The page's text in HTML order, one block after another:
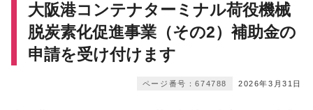
大阪港コンテナターミナル荷役機械
脱炭素化促進事業（その2）補助金の
申請を受け付けます
2026年3月31日
ページ番号：674788